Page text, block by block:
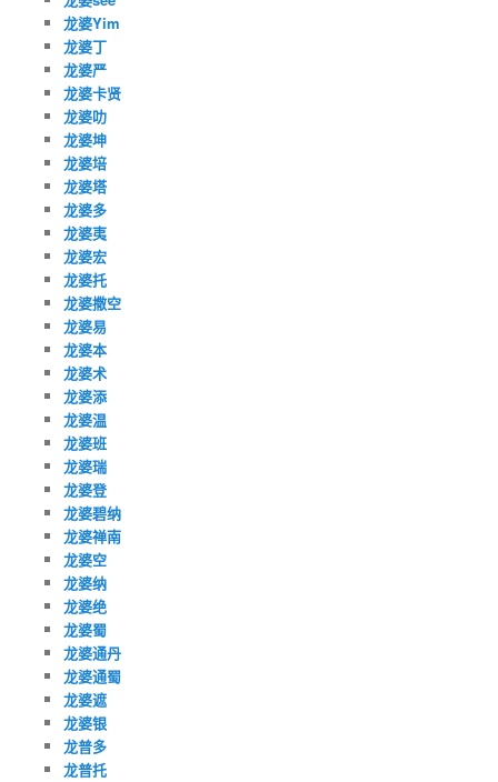
龙婆Yim
龙婆丁
龙婆严
龙婆卡贤
龙婆叻
龙婆坤
龙婆培
龙婆塔
龙婆多
龙婆夷
龙婆宏
龙婆托
龙婆撒空
龙婆易
龙婆本
龙婆术
龙婆添
龙婆温
龙婆班
龙婆瑞
龙婆登
龙婆碧纳
龙婆禅南
龙婆空
龙婆纳
龙婆绝
龙婆蜀
龙婆通丹
龙婆通蜀
龙婆遮
龙婆银
龙普多
龙普托